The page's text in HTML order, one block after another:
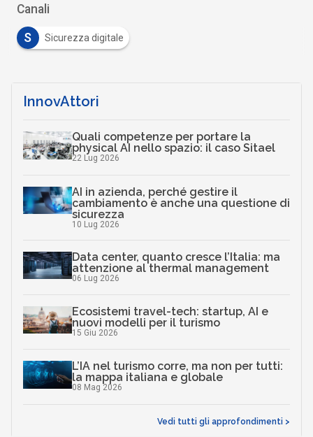
Canali
S Sicurezza digitale
InnovAttori
Quali competenze per portare la
physical AI nello spazio: il caso Sitael
22 Lug 2026
AI in azienda, perché gestire il
cambiamento è anche una questione di
sicurezza
10 Lug 2026
Data center, quanto cresce l’Italia: ma
attenzione al thermal management
06 Lug 2026
Ecosistemi travel-tech: startup, AI e
nuovi modelli per il turismo
15 Giu 2026
L’IA nel turismo corre, ma non per tutti:
la mappa italiana e globale
08 Mag 2026
Vedi tutti gli approfondimenti >